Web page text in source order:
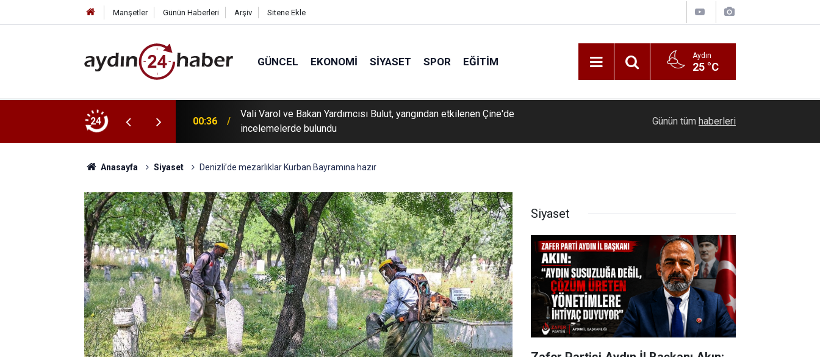
Manşetler Günün Haberleri Arşiv Sitene Ekle
GÜNCEL EKONOMI SIYASET SPOR EĞITIM Aydın
25 °C
24
Karacasu Dedebağ Dedesi Keşkek
00:36
Vali Varol ve Bakan Yardımcısı Bulut, yangından etkilenen Çine'de
incelemelerde bulundu
Ölmeye görGünün tüm haberleri
Anasayfa Siyaset Denizli’de mezarlıklar Kurban Bayramına hazır
Siyaset